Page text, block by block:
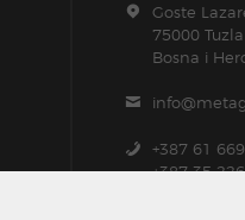
Goste
75000 Tuzla
Bosna i
+387 61
+387 35